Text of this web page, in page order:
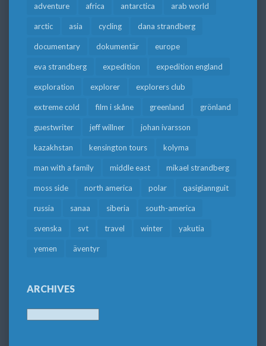
adventure africa antarctica arab world
arctic asia cycling dana strandberg
documentary dokumentär europe
eva strandberg expedition expedition england
exploration explorer explorers club
extreme cold film i skåne greenland grönland
guestwriter jeff willner johan ivarsson
kazakhstan kensington tours kolyma
man with a family middle east mikael strandberg
moss side north america polar qasigiannguit
russia sanaa siberia south-america
svenska svt travel winter yakutia
yemen äventyr
ARCHIVES